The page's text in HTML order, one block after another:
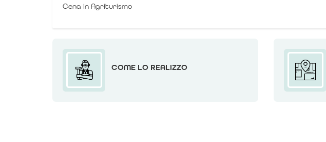
Cena in Agriturismo
COME LO REALIZZO